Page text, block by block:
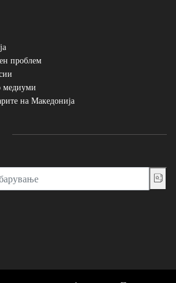
проблем
медиуми
на Македонија